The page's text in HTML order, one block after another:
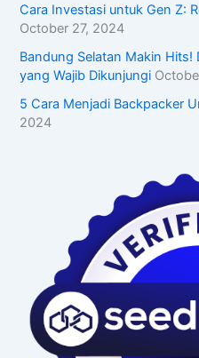
Cara Investasi untuk Gen Z:
October 27, 2024
Bandung Selatan Makin Hits!
yang Wajib Dikunjungi
5 Cara Menjadi Backpacker
2024